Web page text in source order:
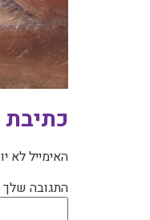
כתיבת
האימייל לא
התגובה שלך